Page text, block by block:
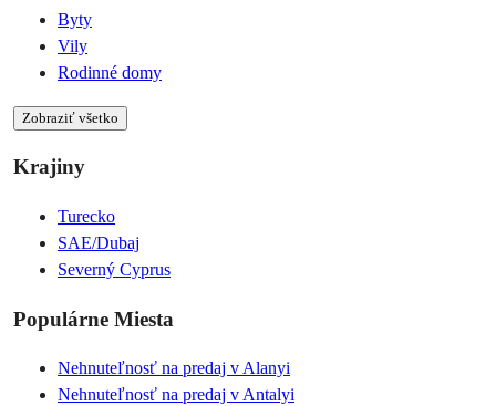
Byty
Vily
Rodinné domy
Zobraziť všetko
Krajiny
Turecko
SAE/Dubaj
Severný Cyprus
Populárne Miesta
Nehnuteľnosť na predaj v Alanyi
Nehnuteľnosť na predaj v Antalyi